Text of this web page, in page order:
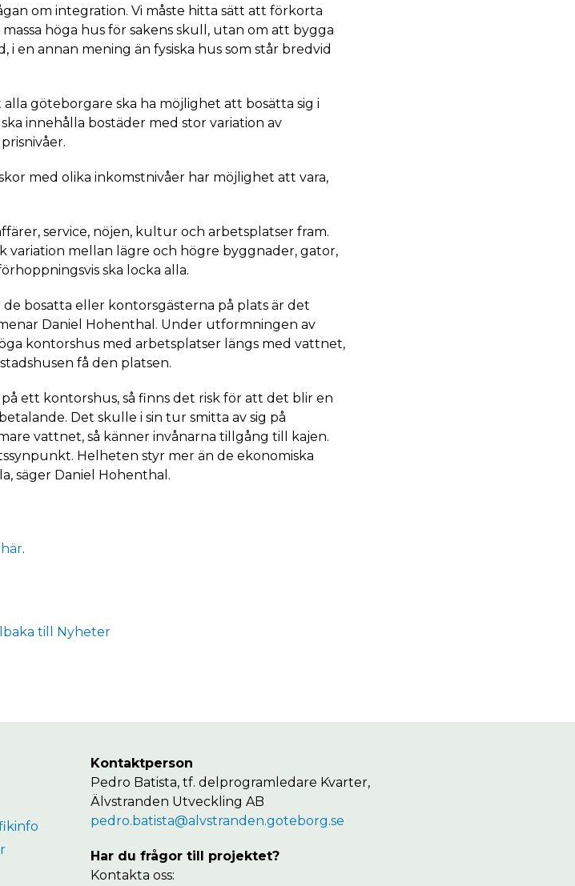
om integration. Vi måste hitta sätt att förkorta
höga hus för sakens skull, utan om att bygga
i en annan mening än fysiska hus som står bredvid
göteborgare ska ha möjlighet att bosätta sig i
innehålla bostäder med stor variation av
med olika inkomstnivåer har möjlighet att vara,
service, nöjen, kultur och arbetsplatser fram.
variation mellan lägre och högre byggnader, gator,
ska locka alla.
bosatta eller kontorsgästerna på plats är det
Daniel Hohenthal. Under utformningen av
kontorshus med arbetsplatser längs med vattnet,
få den platsen.
ett kontorshus, så finns det risk för att det blir en
Det skulle i sin tur smitta av sig på
vattnet, så känner invånarna tillgång till kajen.
Helheten styr mer än de ekonomiska
säger Daniel Hohenthal.
här.
till Nyheter
Kontaktperson
Pedro Batista, tf. delprogramledare Kvarter,
Älvstranden Utveckling AB
pedro.batista@alvstranden.goteborg.se
Har du frågor till projektet?
Kontakta oss: